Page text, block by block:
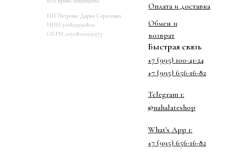
Оплата и доставка
Обмен и
возврат
Быстрая связь
+7 (995) 100-41-24
Telegram 1:
@nahalateshop
What's App 1:
+7 (995) 656-16-82
+7 (995) 656-16-82
ИП Петрова Дарья Сергеевна
ИНН 501813990800
ОГРН 20508100230273